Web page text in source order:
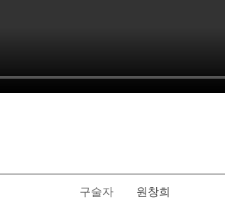
구술자 원창희